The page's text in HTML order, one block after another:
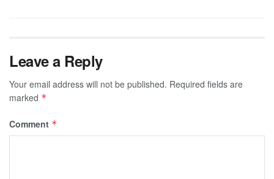
Leave a Reply
Your email address will not be published. Required fields are
marked *
Comment *